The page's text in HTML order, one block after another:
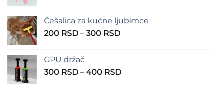
390 RSD
do
Češalica za kućne ljubimce
200 RSD – 300 RSDRaspon
do
GPU držač
300 RSD – 400 RSDRaspon